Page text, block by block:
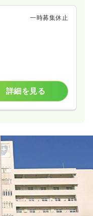
一時募集休止
詳細を見る